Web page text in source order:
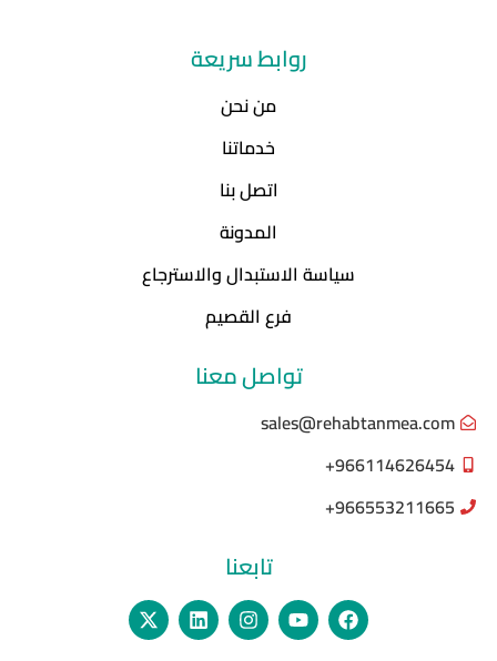
روابط سريعة
من نحن
خدماتنا
اتصل بنا
المدونة
سياسة الاستبدال والاسترجاع
فرع القصيم
تواصل معنا
sales@rehabtanmea.com
966114626454+
966553211665+
تابعنا